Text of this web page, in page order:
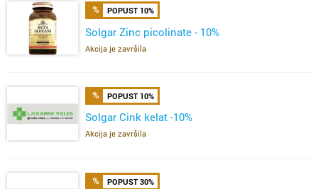
POPUST 10%
Solgar Zinc picolinate - 10%
Akcija je završila
POPUST 10%
Solgar Cink kelat -10%
Akcija je završila
POPUST 30%